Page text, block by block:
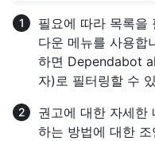
필요에 따라 목록을
다운 메뉴를 사용합
하면 Dependabot
자)로 필터링할 수
권고에 대한 자세한
하는 방법에 대한